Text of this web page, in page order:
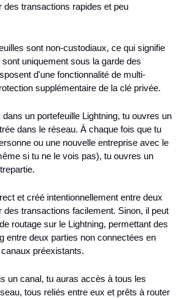
des transactions rapides et peu
sont non-custodiaux, ce qui signifie
uniquement sous la garde des
d'une fonctionnalité de multi-
supplémentaire de la clé privée.
un portefeuille Lightning, tu ouvres un
dans le réseau. À chaque fois que tu
ou une nouvelle entreprise avec le
si tu ne le vois pas), tu ouvres un
et créé intentionnellement entre deux
des transactions facilement. Sinon, il peut
routage sur le Lightning, permettant des
entre deux parties non connectées en
préexistants.
un canal, tu auras accès à tous les
tous reliés entre eux et prêts à router